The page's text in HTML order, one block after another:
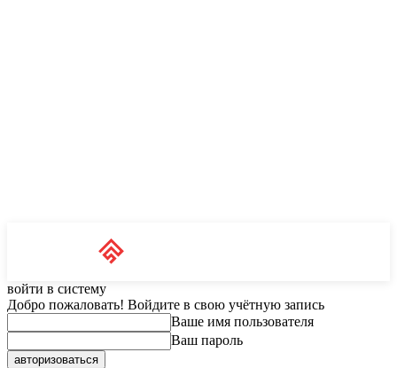
войти в систему
Добро пожаловать! Войдите в свою учётную запись
Ваше имя пользователя
Ваш пароль